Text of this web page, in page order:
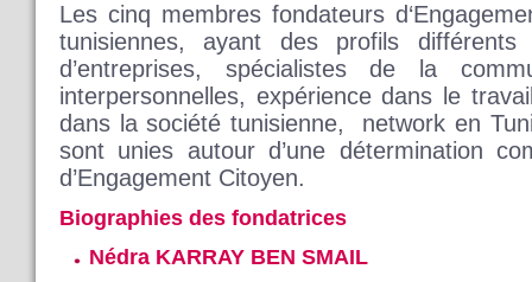
Les cinq membres fondateurs
tunisiennes, ayant des profils différents
d’entreprises, spécialistes de la
interpersonnelles, expérience dans le
dans la société tunisienne, network en
sont unies autour d’une détermination
d’Engagement Citoyen.
Biographies des fondatrices
Nédra KARRAY BEN SMAIL